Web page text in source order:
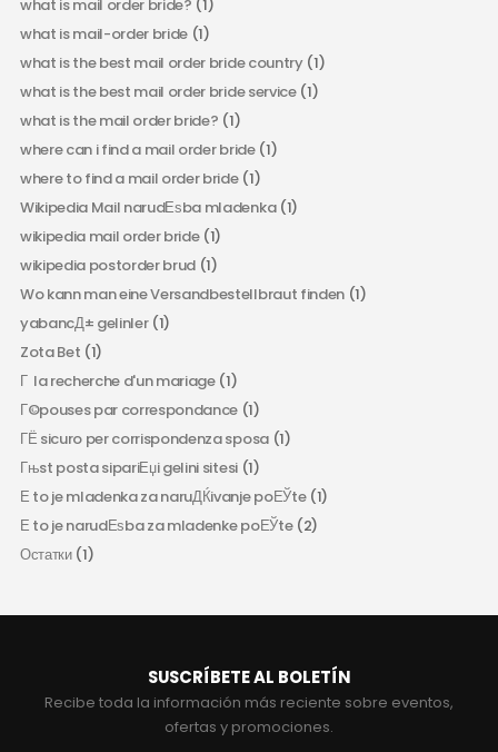
what is mail order bride? (1)
what is mail-order bride (1)
what is the best mail order bride country(1)
what is the best mail order bride service(1)
what is the mail order bride? (1)
where can i find a mail order bride(1)
where to find a mail order bride(1)
Wikipedia Mail narudЕѕba mladenka(1)
wikipedia mail order bride(1)
wikipedia postorder brud (1)
Wo kann man eine Versandbestellbraut finden(1)
yabancД± gelinler(1)
Zota Bet (1)
Г la recherche d'un mariage(1)
Г©pouses par correspondance (1)
ГЁ sicuro per corrispondenza sposa(1)
Гњst posta sipariЕџi gelini sitesi(1)
Е to je mladenka za naruДЌivanje poЕЎte(1)
Е to je narudЕѕba za mladenke poЕЎte(2)
Остатки(1)
SUSCRÍBETE AL BOLETÍN
Recibe toda la información más reciente sobre eventos,
ofertas y promociones.